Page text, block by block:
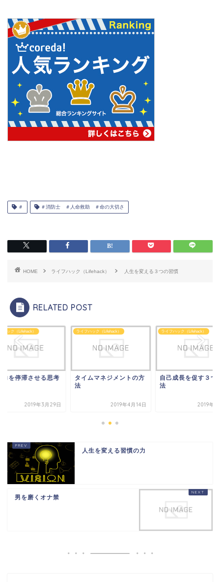
＃ ＃消防士 ＃人命救助 ＃命の大切さ
HOME ライフハック（Lifehack） 人生を変える３つの習慣
RELATED POST
ハック（Lifehack）
力を停滞させる思考
2019年3月29日
ライフハック（Lifehack）
タイムマネジメントの方
法
2019年4月14日
ライフハック（Lifehack）
自己成長を促す３つ
法
2019年4
人生を変える習慣の力
男を磨くオナ禁